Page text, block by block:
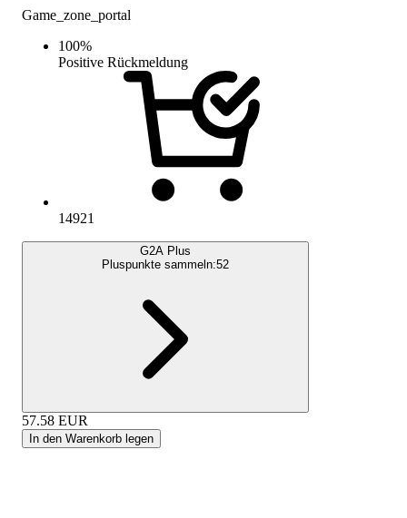
Game_zone_portal
100%
Positive Rückmeldung
14921
G2A Plus
Pluspunkte sammeln:52
57.58 EUR
In den Warenkorb legen